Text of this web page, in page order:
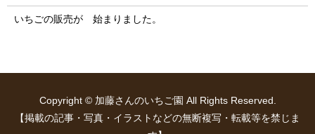
いちごの販売が 始まりました。
Copyright © 加藤さんのいちご園 All Rights Reserved.
【掲載の記事・写真・イラストなどの無断複写・転載等を禁じま